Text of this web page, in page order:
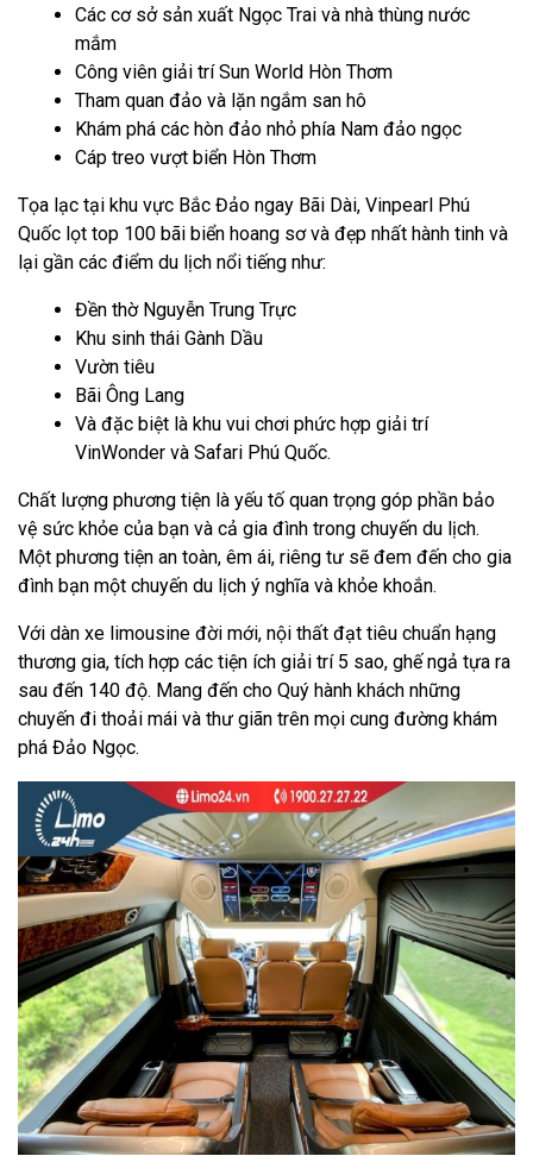
Các cơ sở sản xuất Ngọc Trai và nhà thùng nước
mắm
Công viên giải trí Sun World Hòn Thơm
Tham quan đảo và lặn ngắm san hô
Khám phá các hòn đảo nhỏ phía Nam đảo ngọc
Cáp treo vượt biển Hòn Thơm
Tọa lạc tại khu vực Bắc Đảo ngay Bãi Dài, Vinpearl Phú
Quốc lọt top 100 bãi biển hoang sơ và đẹp nhất hành tinh và
lại gần các điểm du lịch nổi tiếng như:
Đền thờ Nguyễn Trung Trực
Khu sinh thái Gành Dầu
Vườn tiêu
Bãi Ông Lang
Và đặc biệt là khu vui chơi phức hợp giải trí
VinWonder và Safari Phú Quốc.
Chất lượng phương tiện là yếu tố quan trọng góp phần bảo
vệ sức khỏe của bạn và cả gia đình trong chuyến du lịch.
Một phương tiện an toàn, êm ái, riêng tư sẽ đem đến cho gia
đình bạn một chuyến du lịch ý nghĩa và khỏe khoắn.
Với dàn xe limousine đời mới, nội thất đạt tiêu chuẩn hạng
thương gia, tích hợp các tiện ích giải trí 5 sao, ghế ngả tựa ra
sau đến 140 độ. Mang đến cho Quý hành khách những
chuyến đi thoải mái và thư giãn trên mọi cung đường khám
phá Đảo Ngọc.